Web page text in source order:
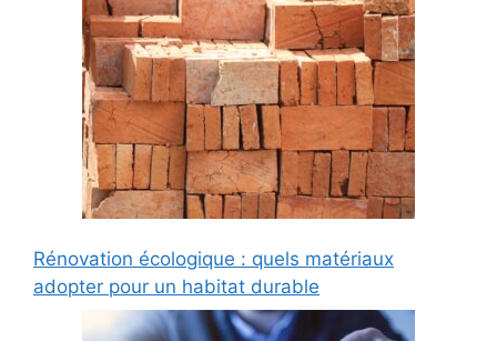
Rénovation écologique : quels matériaux
adopter pour un habitat durable